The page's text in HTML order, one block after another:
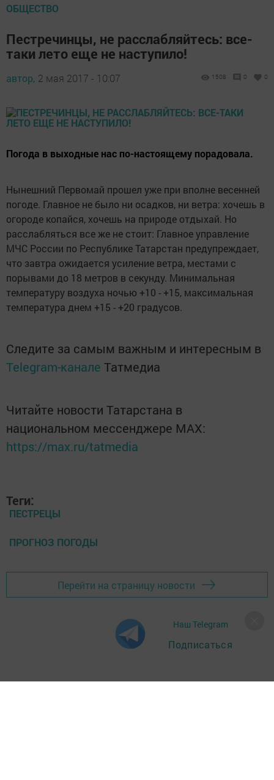
ОБЩЕСТВО
Пестречинцы, не расслабляйтесь: все-
таки лето еще не наступило!
автор, 2 мая 2017 - 10:07 1508 0 0
Погода в выходные нас по-настоящему порадовала.
Нынешний Первомай прошел уже при вполне весенней
погоде. Главное не было ни осадков, ни ветра: хочешь в
огороде копайся, хочешь на природе отдыхай. Но
расслабляться все же не стоит: Главное управление
МЧС России по Республике Татарстан предупреждает,
что завтра ожидается усиление ветра, местами с
порывами до 18 метров в секунду. Минимальная
температуру воздуха ночью +10 - +15, максимальная
температура днем +15 - +20 градусов.
Следите за самым важным и интересным в
Telegram-канале Татмедиа
Читайте новости Татарстана в
национальном мессенджере MАХ:
https://max.ru/tatmedia
Теги:
ПЕСТРЕЦЫ
ПРОГНОЗ ПОГОДЫ
Перейти на страницу новости
Наш Telegram
Подписаться